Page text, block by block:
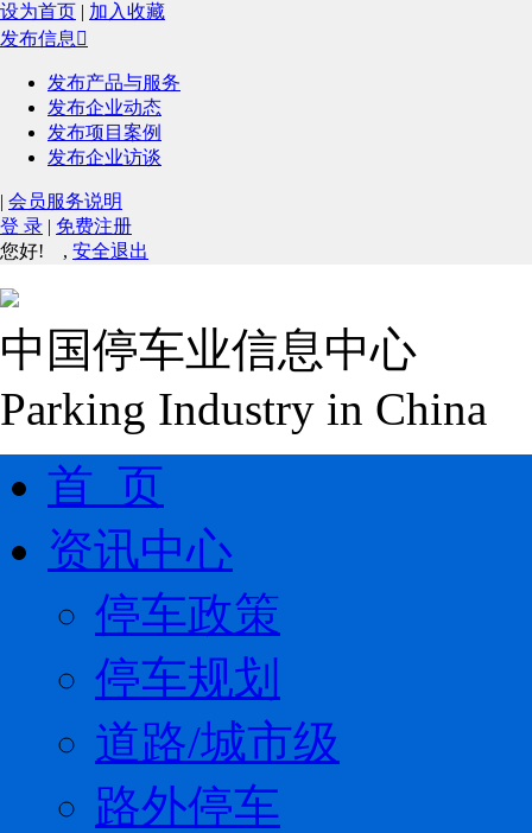
设为首页 | 加入收藏
发布信息 
发布产品与服务
发布企业动态
发布项目案例
发布企业访谈
| 会员服务说明
登 录 | 免费注册
您好!
, 安全退出
中国停车业信息中心
Parking Industry in China
首 页
资讯中心
停车政策
停车规划
道路/城市级
路外停车